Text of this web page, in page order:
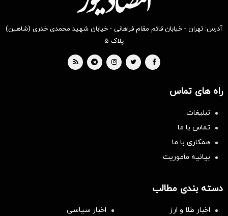
آدرس: تهران - خیابان قائم مقام فراهانی - خیابان شهید محمدی خدری (شاهین)
پلاک ۵
راه های تماس
تبلیغات
تماس با ما
همکاری با ما
بیانیه مأموریت
دسته بندی مطالب
اخبار طلا و ارز
اخبار سیاسی